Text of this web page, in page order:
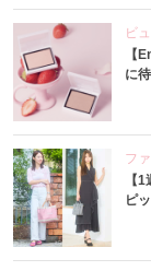
ビ
【
に
フ
【
ピ